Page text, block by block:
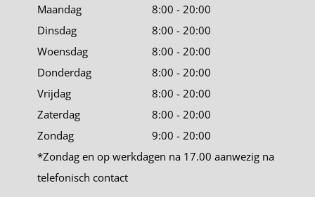
Maandag
8:00 - 20:00
Dinsdag
8:00 - 20:00
Woensdag
8:00 - 20:00
Donderdag
8:00 - 20:00
Vrijdag
8:00 - 20:00
Zaterdag
8:00 - 20:00
Zondag
9:00 - 20:00
*Zondag en op werkdagen na 17.00 aanwezig na
telefonisch contact